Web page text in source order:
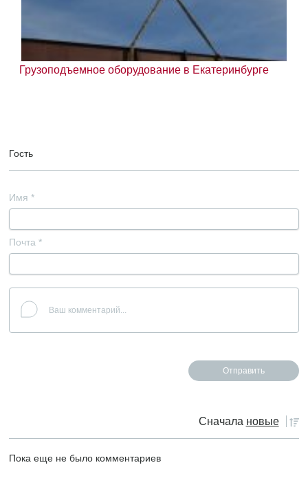
Грузоподъемное оборудование в Екатеринбурге
Гость
Имя *
Почта *
Сначала новые
Пока еще не было комментариев